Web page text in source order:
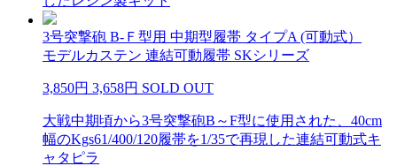
3号突撃砲 B-Ｆ型用 中期型履帯 タイプA (可動式）
モデルカステン 連結可動履帯 SKシリーズ
3,850円 3,658円 SOLD OUT
大戦中期頃から3号突撃砲B～F型に使用された、40cm
幅のKgs61/400/120履帯を1/35で再現した連結可動式キ
ャタピラ